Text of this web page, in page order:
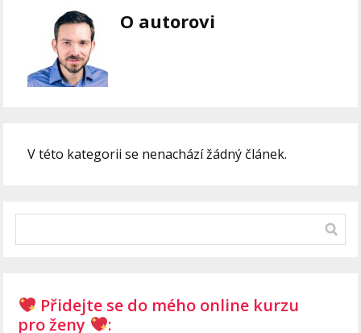
O autorovi
V této kategorii se nenachází žádný článek.
Přidejte se do mého online kurzu
pro ženy
: